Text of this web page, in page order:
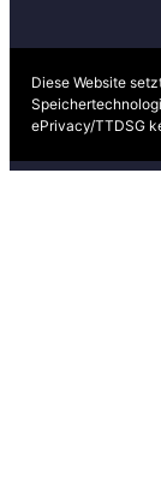
Diese Website
ePrivacy/TTDSG